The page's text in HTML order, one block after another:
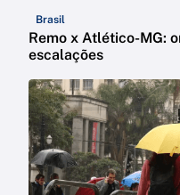
Brasil
Remo x Atlético-MG:
escalações